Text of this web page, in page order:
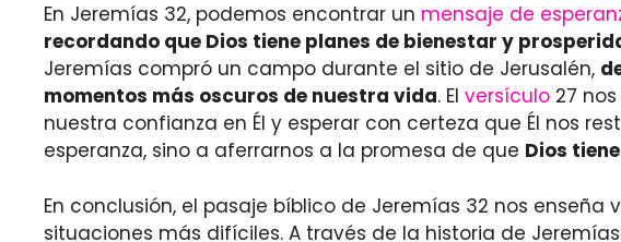
En Jeremías 32, podemos encontrar un mensaje de
recordando que Dios tiene planes de bienestar y
Jeremías compró un campo durante el sitio de Jerusalén,
momentos más oscuros de nuestra vida. El versículo 27
nuestra confianza en Él y esperar con certeza que Él nos
esperanza, sino a aferrarnos a la promesa de que Dios
En conclusión, el pasaje bíblico de Jeremías 32 nos
situaciones más difíciles. A través de la historia de